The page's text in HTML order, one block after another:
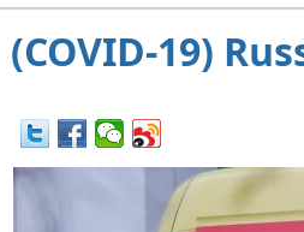
(COVID-19)